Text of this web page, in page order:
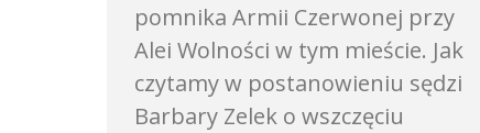
pomnika Armii Czerwonej przy
Alei Wolności w tym mieście. Jak
czytamy w postanowieniu sędzi
Barbary Zelek o wszczęciu